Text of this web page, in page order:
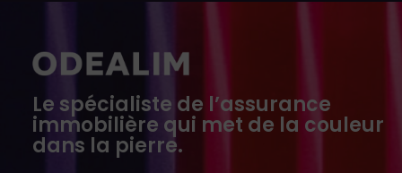
Le spécialiste de l’assurance
immobilière qui met de la couleur
dans la pierre.